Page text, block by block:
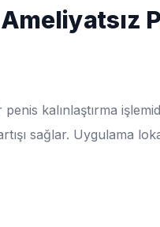
kalınlaştırma
sağlar. Uygulama